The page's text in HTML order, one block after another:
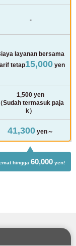
-
layanan bersama
tetap15,000yen
1,500 yen
（Sudah termasuk paja
k）
41,300 yen～
hingga 60,000yen!